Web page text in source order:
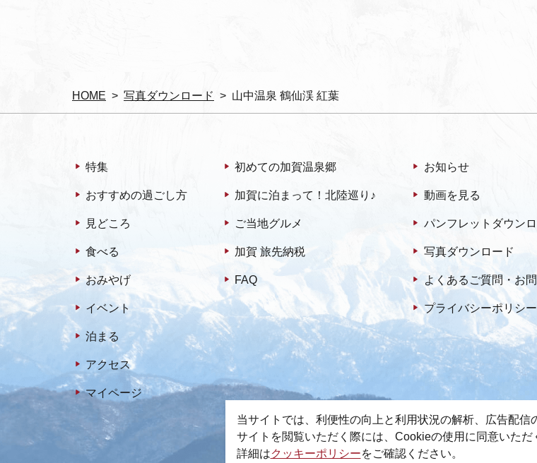
HOME 写真ダウンロード 山中温泉 鶴仙渓 紅葉
特集
おすすめの過ごし方
見どころ
食べる
おみやげ
イベント
泊まる
アクセス
マイページ
初めての加賀温泉郷
加賀に泊まって！北陸巡り♪
ご当地グルメ
加賀 旅先納税
FAQ
お知らせ
動画を見る
パンフレットダウン
写真ダウンロード
よくあるご質問・お
プライバシーポリシー
当サイトでは、利便性の向上と利用状況の解析、広告配信
サイトを閲覧いただく際には、Cookieの使用に同意いただ
詳細はクッキーポリシーをご確認ください。